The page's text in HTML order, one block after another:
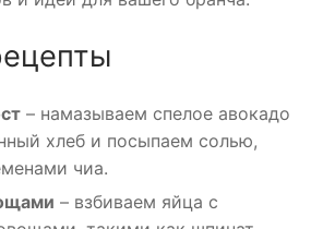
– намазываем спелое авокадо
хлеб и посыпаем солью,
чиа.
– взбиваем яйца с